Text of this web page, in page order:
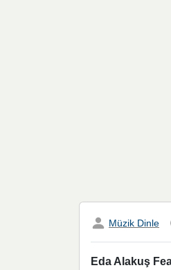
Müzik Dinle
Eda Alakuş